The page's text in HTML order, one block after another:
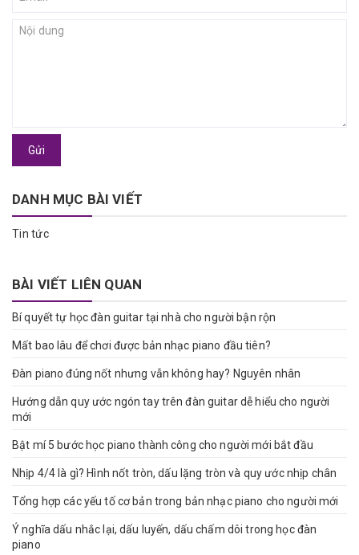
Gửi
DANH MỤC BÀI VIẾT
Tin tức
BÀI VIẾT LIÊN QUAN
Bí quyết tự học đàn guitar tại nhà cho người bận rộn
Mất bao lâu để chơi được bản nhạc piano đầu tiên?
Đàn piano đúng nốt nhưng vẫn không hay? Nguyên nhân
Hướng dẫn quy ước ngón tay trên đàn guitar dễ hiểu cho người
mới
Bật mí 5 bước học piano thành công cho người mới bắt đầu
Nhịp 4/4 là gì? Hình nốt tròn, dấu lặng tròn và quy ước nhịp chân
Tổng hợp các yếu tố cơ bản trong bản nhạc piano cho người mới
Ý nghĩa dấu nhắc lại, dấu luyến, dấu chấm dôi trong học đàn
piano